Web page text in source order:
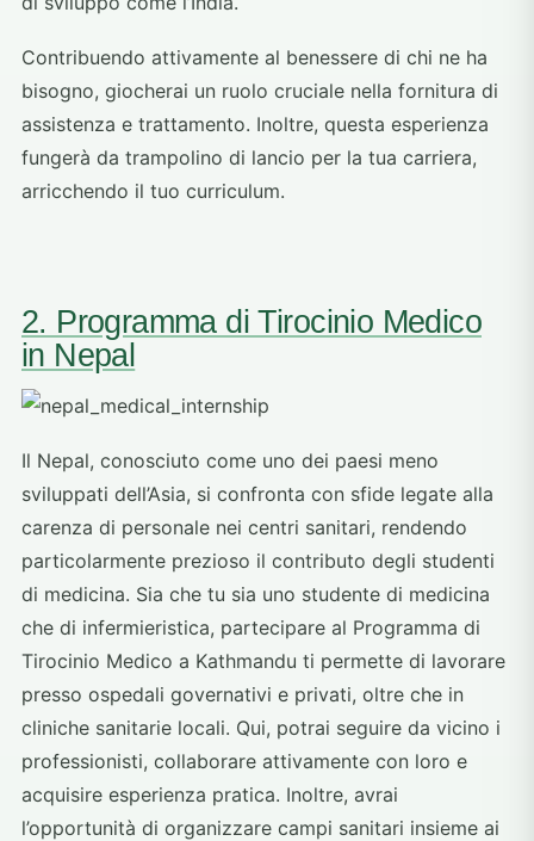
Contribuendo attivamente al benessere di chi ne ha
bisogno, giocherai un ruolo cruciale nella fornitura di
assistenza e trattamento. Inoltre, questa esperienza
fungerà da trampolino di lancio per la tua carriera,
arricchendo il tuo curriculum.
2. Programma di Tirocinio Medico
in Nepal
Il Nepal, conosciuto come uno dei paesi meno
sviluppati dell’Asia, si confronta con sfide legate alla
carenza di personale nei centri sanitari, rendendo
particolarmente prezioso il contributo degli studenti
di medicina. Sia che tu sia uno studente di medicina
che di infermieristica, partecipare al Programma di
Tirocinio Medico a Kathmandu ti permette di lavorare
presso ospedali governativi e privati, oltre che in
cliniche sanitarie locali. Qui, potrai seguire da vicino i
professionisti, collaborare attivamente con loro e
acquisire esperienza pratica. Inoltre, avrai
l’opportunità di organizzare campi sanitari insieme ai